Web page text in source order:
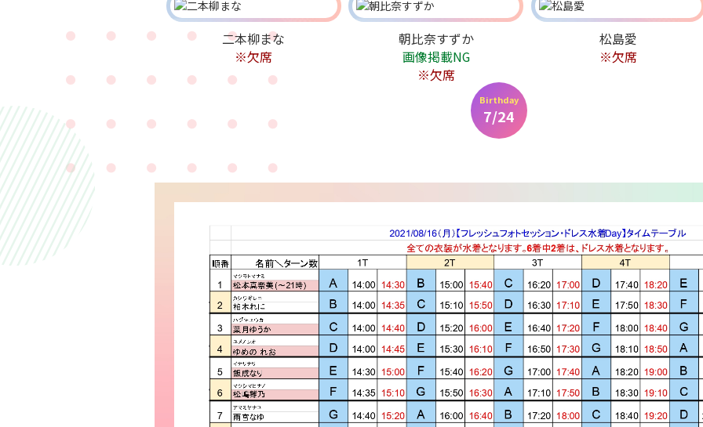
Birthday
7/24
二本柳まな
※欠席
朝比奈すずか
画像掲載NG
※欠席
8/4
松島愛
※欠席